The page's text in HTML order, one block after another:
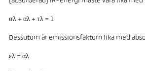
σλ + αλ + τλ = 1
Dessutom är emissionsfaktorn lika med
ελ = αλ